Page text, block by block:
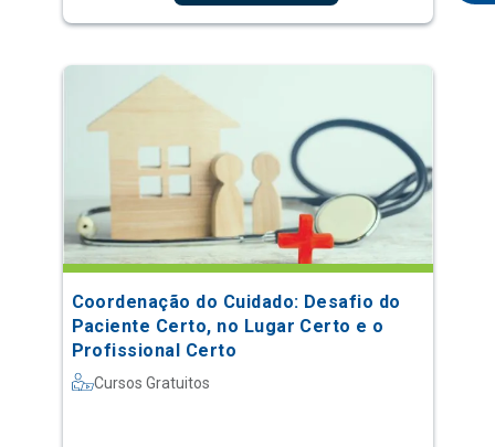
Coordenação do Cuidado: Desafio do
Paciente Certo, no Lugar Certo e o
Profissional Certo
Cursos Gratuitos